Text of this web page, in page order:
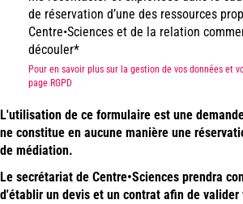
de réservation d’une des ressources
Centre•Sciences et de la relation
découler
Pour en savoir plus sur la gestion de vos données et
page RGPD
L'utilisation de ce formulaire est une
ne constitue en aucune manière une
de médiation.
Le secrétariat de Centre•Sciences prendra
d'établir un devis et un contrat afin de valider